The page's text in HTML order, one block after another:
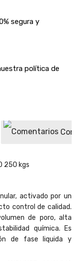
segura y
política de
250 kgs
activado por un
control de calidad.
de poro, alta
química. Es
de fase liquida y